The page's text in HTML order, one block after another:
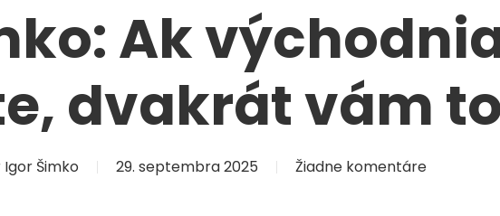
Ak
dvakrát vám
Igor Šimko 29. septembra 2025 Žiadne komentáre